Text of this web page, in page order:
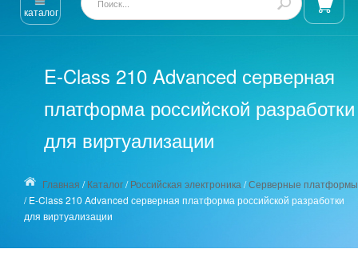
каталог
E-Class 210 Advanced серверная
платформа российской разработки
для виртуализации
Главная /Каталог/Российская электроника /Серверные платформы
/E-Class 210 Advanced серверная платформа российской разработки
для виртуализации